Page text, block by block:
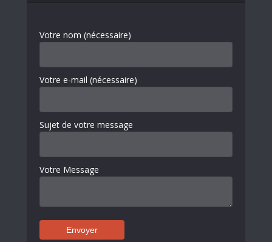
Votre nom (nécessaire)
Votre e-mail (nécessaire)
Sujet de votre message
Votre Message